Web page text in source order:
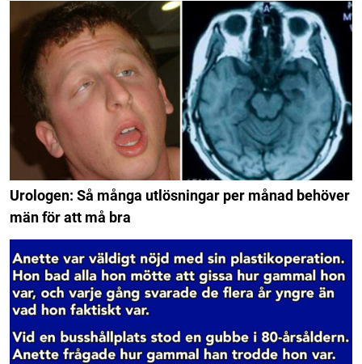
Urologen: Så många utlösningar per månad behöver
män för att må bra